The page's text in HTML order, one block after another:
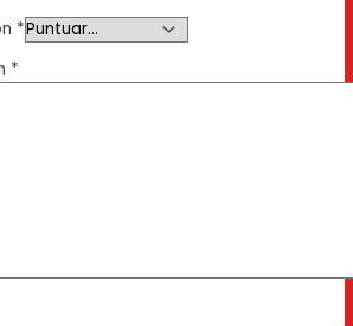
*
*